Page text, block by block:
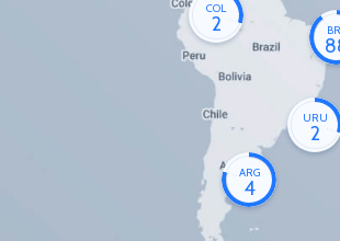
COL
2
URU
2
ARG
4